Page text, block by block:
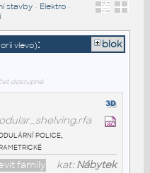
stavby• Elektro•
vlevo): blok
dostupné
police,
kat:Nábytek
family